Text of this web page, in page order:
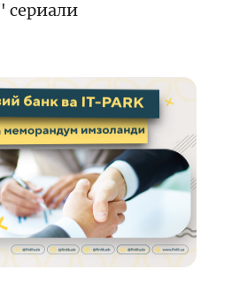
сериали